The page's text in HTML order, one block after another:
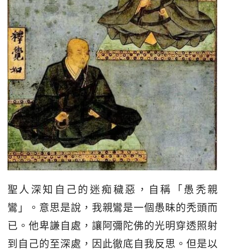
聖人深知自己的迷痴穢惡，自稱「愚秃親
鸞」。意思是說，我親鸞是一個愚昧的秃頭而
已。他卑謙自處，讓阿彌陀佛的光明穿透照射
到自己的至深處，因此徹底自我反思。但是以